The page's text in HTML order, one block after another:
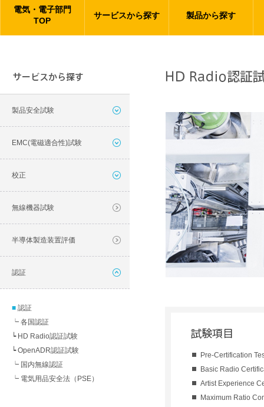
電気・電子部門
TOP
サービスから探す 製品から探す
製品安全試験
EMC(電磁適合性)試験
校正
無線機器試験
半導体製造装置評価
認証
認証
┕ 各国認証
┕ HD Radio認証試験
┕ OpenADR認証試験
┕ 国内無線認証
┕ 電気用品安全法（PSE）
Pre-Certification
Basic Radio
Artist Experience
Maximum Ratio